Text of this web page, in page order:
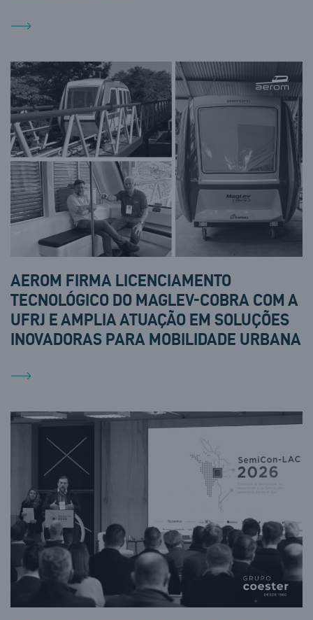
AEROM FIRMA LICENCIAMENTO
TECNOLÓGICO DO MAGLEV-COBRA COM A
UFRJ E AMPLIA ATUAÇÃO EM SOLUÇÕES
INOVADORAS PARA MOBILIDADE URBANA